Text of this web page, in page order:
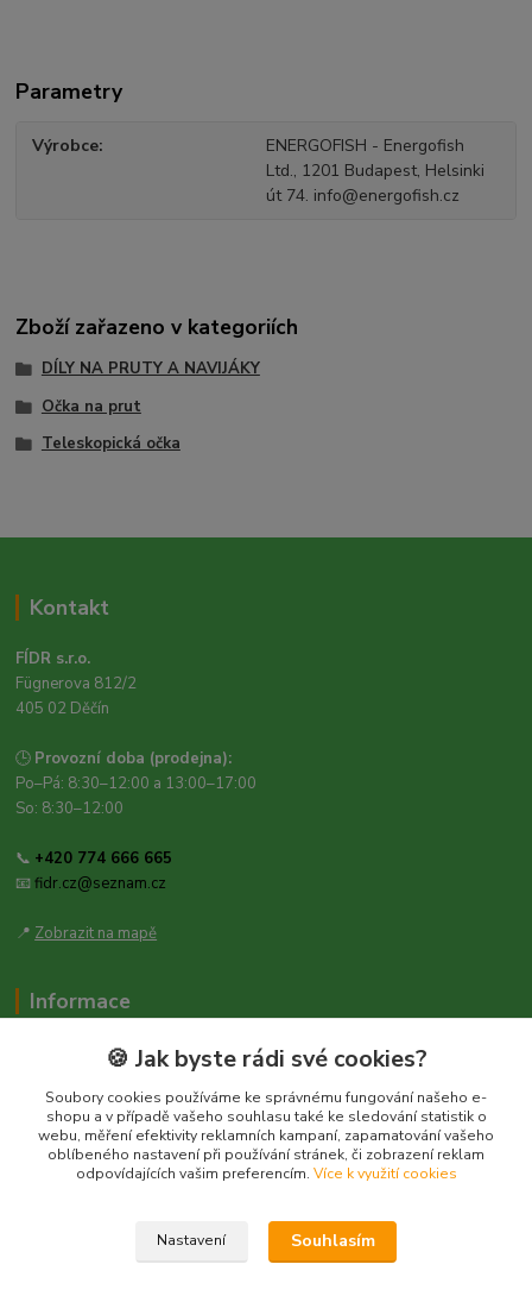
Parametry
Výrobce
ENERGOFISH - Energofish
Ltd., 1201 Budapest, Helsinki
út 74. info@energofish.cz
Zboží zařazeno v kategoriích
DÍLY NA PRUTY A NAVIJÁKY
Očka na prut
Teleskopická očka
Kontakt
FÍDR s.r.o.
Fügnerova 812/2
405 02 Děčín
🕒 Provozní doba (prodejna):
Po–Pá: 8:30–12:00 a 13:00–17:00
So: 8:30–12:00
📞 +420 774 666 665
📧fidr.cz@seznam.cz
📍 Zobrazit na mapě
Informace
Zásady ochrany osobních údajů
Kontakt
Obecné nařízení o bezpečnosti produktů (GPSR), Regulation (EU)
2023/988
🍪 Jak byste rádi své cookies?
Soubory cookies používáme ke správnému fungování našeho e-
shopu a v případě vašeho souhlasu také ke sledování statistik o
webu, měření efektivity reklamních kampaní, zapamatování vašeho
oblíbeného nastavení při používání stránek, či zobrazení reklam
odpovídajících vašim preferencím. Více k využití cookies
Nastavení Souhlasím